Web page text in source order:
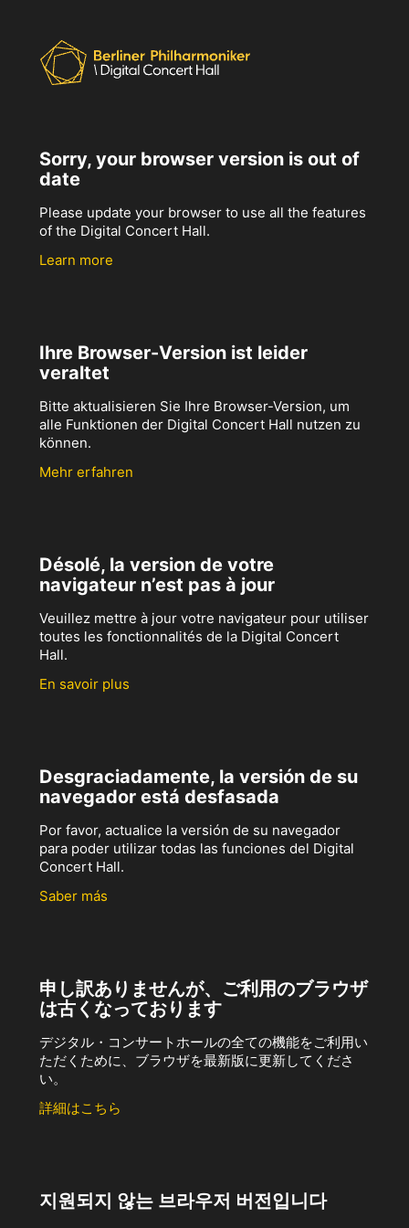
Sorry, your browser version is out of
date
Please update your browser to use all the features
of the Digital Concert Hall.
Learn more
Ihre Browser-Version ist leider
veraltet
Bitte aktualisieren Sie Ihre Browser-Version, um
alle Funktionen der Digital Concert Hall nutzen zu
können.
Mehr erfahren
Désolé, la version de votre
navigateur n’est pas à jour
Veuillez mettre à jour votre navigateur pour utiliser
toutes les fonctionnalités de la Digital Concert
Hall.
En savoir plus
Desgraciadamente, la versión de su
navegador está desfasada
Por favor, actualice la versión de su navegador
para poder utilizar todas las funciones del Digital
Concert Hall.
Saber más
申し訳ありませんが、ご利用のブラウザ
は古くなっております
デジタル・コンサートホールの全ての機能をご利用い
ただくために、ブラウザを最新版に更新してくださ
い。
詳細はこちら
지원되지 않는 브라우저 버전입니다